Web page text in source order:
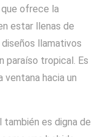
ofrece la
estar llenas de
llamativos
paraíso tropical. Es
hacia un
es digna de